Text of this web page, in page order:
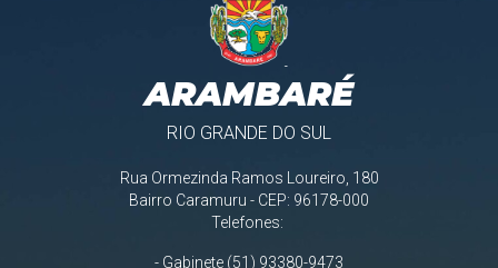
ARAMBARÉ
RIO GRANDE DO SUL
Rua Ormezinda Ramos Loureiro, 180
Bairro Caramuru - CEP: 96178-000
Telefones:
- Gabinete (51) 93380-9473